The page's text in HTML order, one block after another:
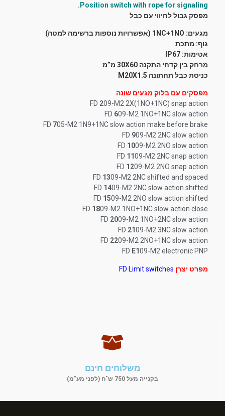
Position switch with rope for signaling.
מפסק גבול לחיווי עם כבל
מגעים: 1NC+1NO
(אפשרויות נוספות ברשימה למטה)
גוף: מתכת
אטימות: IP67
מרחק בין קדחי התקנה 30X60 מ”מ
כניסת כבל תחתונה M20X1.5
מפסקים עם בלוק מגעים שונה
FD 209-M2 2X(1NO+1NC) snap action
FD 609-M2 1NO+1NC slow action
FD 705-M2 1N9+1NC slow action make before brake
FD 909-M2 2NC slow action
FD 1009-M2 2NO slow action
FD 1109-M2 2NC snap action
FD 1209-M2 2NO snap action
FD 1309-M2 2NC shifted and spaced
FD 1409-M2 2NC slow action shifted
FD 1509-M2 2NO slow action shifted
FD 1809-M2 1NO+1NC slow action close
FD 2009-M2 1NO+2NC slow action
FD 2109-M2 3NC slow action
FD 2209-M2 2NO+1NC slow action
FD E109-M2 electronic PNP
מפרט יצרן FD Limit switches
משלוחים חינם
בקנייה מעל 750 ש"ח (לפני מע"מ)